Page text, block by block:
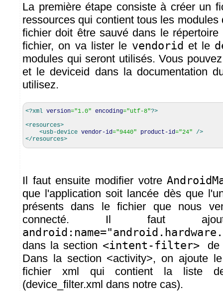
La première étape consiste à créer un
ressources qui contient tous les
fichier doit être sauvé dans le répertoire
fichier, on va lister le vendorid et le
modules qui seront utilisés. Vous
et le deviceid dans la documentation
utilisez.
<?xml version="1.0" encoding="utf-8"?>
<resources>
<usb-device vendor-id="9440" product-id="24" />
</resources>
Il faut ensuite modifier votre
que l'application soit lancée dès que
présents dans le fichier que nous
connecté. Il faut
dans la section <intent-filter> de
Dans la section <activity>, on ajoute
fichier xml qui contient la liste
(device_filter.xml dans notre cas).